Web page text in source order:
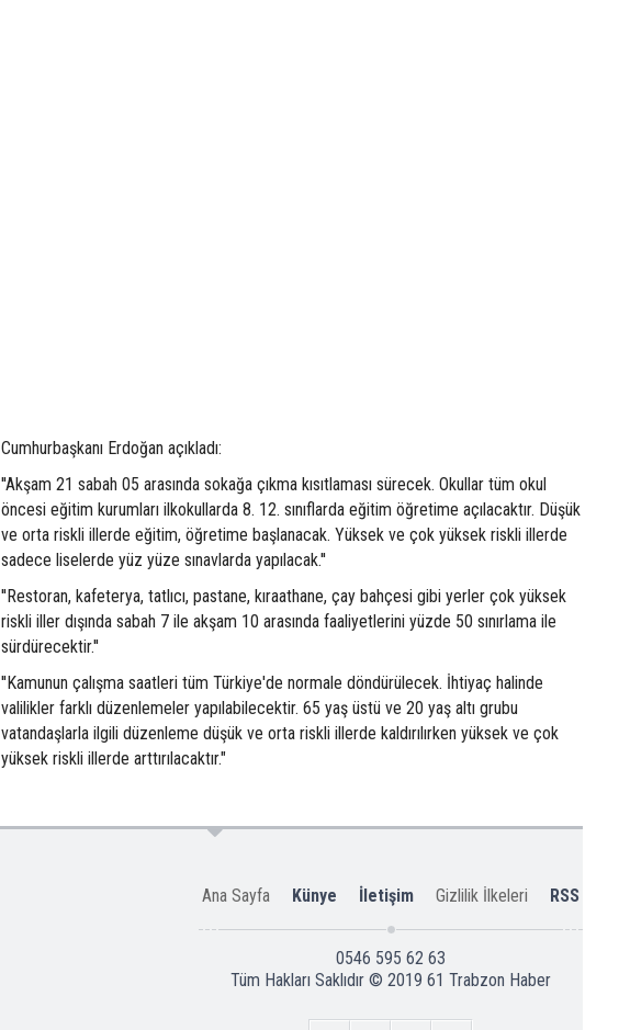
Cumhurbaşkanı Erdoğan açıkladı:
''Akşam 21 sabah 05 arasında sokağa çıkma kısıtlaması sürecek. Okullar tüm okul
öncesi eğitim kurumları ilkokullarda 8. 12. sınıflarda eğitim öğretime açılacaktır. Düşük
ve orta riskli illerde eğitim, öğretime başlanacak. Yüksek ve çok yüksek riskli illerde
sadece liselerde yüz yüze sınavlarda yapılacak.''
''Restoran, kafeterya, tatlıcı, pastane, kıraathane, çay bahçesi gibi yerler çok yüksek
riskli iller dışında sabah 7 ile akşam 10 arasında faaliyetlerini yüzde 50 sınırlama ile
sürdürecektir.''
''Kamunun çalışma saatleri tüm Türkiye'de normale döndürülecek. İhtiyaç halinde
valilikler farklı düzenlemeler yapılabilecektir. 65 yaş üstü ve 20 yaş altı grubu
vatandaşlarla ilgili düzenleme düşük ve orta riskli illerde kaldırılırken yüksek ve çok
yüksek riskli illerde arttırılacaktır."
Ana Sayfa Künye İletişim Gizlilik İlkeleri RSS
0546 595 62 63
Tüm Hakları Saklıdır © 2019 61 Trabzon Haber